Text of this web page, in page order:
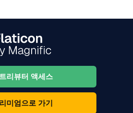
리뷰터 액세스
미엄으로 가기